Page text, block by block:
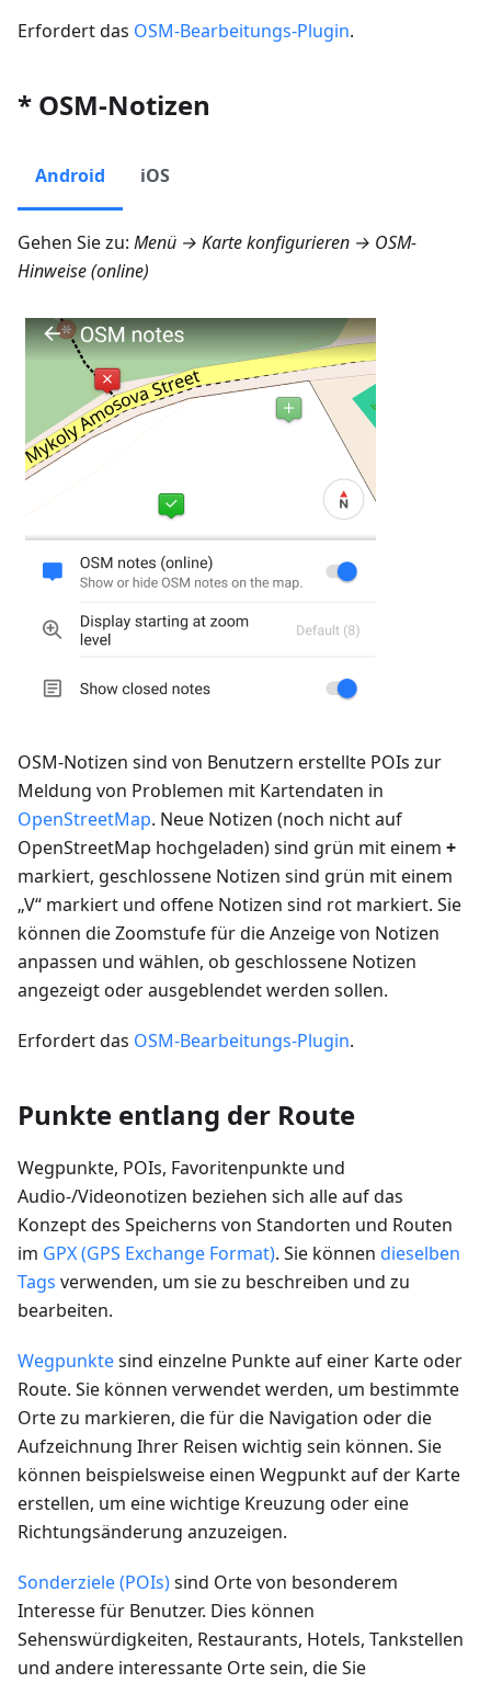
Erfordert das OSM-Bearbeitungs-Plugin.
* OSM-Notizen
Android iOS
Gehen Sie zu: Menü → Karte konfigurieren → OSM-
Hinweise (online)
OSM-Notizen sind von Benutzern erstellte POIs zur
Meldung von Problemen mit Kartendaten in
OpenStreetMap. Neue Notizen (noch nicht auf
OpenStreetMap hochgeladen) sind grün mit einem +
markiert, geschlossene Notizen sind grün mit einem
„V“ markiert und offene Notizen sind rot markiert. Sie
können die Zoomstufe für die Anzeige von Notizen
anpassen und wählen, ob geschlossene Notizen
angezeigt oder ausgeblendet werden sollen.
Erfordert das OSM-Bearbeitungs-Plugin.
Punkte entlang der Route
Wegpunkte, POIs, Favoritenpunkte und
Audio-/Videonotizen beziehen sich alle auf das
Konzept des Speicherns von Standorten und Routen
im GPX (GPS Exchange Format). Sie können dieselben
Tags verwenden, um sie zu beschreiben und zu
bearbeiten.
Wegpunktesind einzelne Punkte auf einer Karte oder
Route. Sie können verwendet werden, um bestimmte
Orte zu markieren, die für die Navigation oder die
Aufzeichnung Ihrer Reisen wichtig sein können. Sie
können beispielsweise einen Wegpunkt auf der Karte
erstellen, um eine wichtige Kreuzung oder eine
Richtungsänderung anzuzeigen.
Sonderziele (POIs)sind Orte von besonderem
Interesse für Benutzer. Dies können
Sehenswürdigkeiten, Restaurants, Hotels, Tankstellen
und andere interessante Orte sein, die Sie